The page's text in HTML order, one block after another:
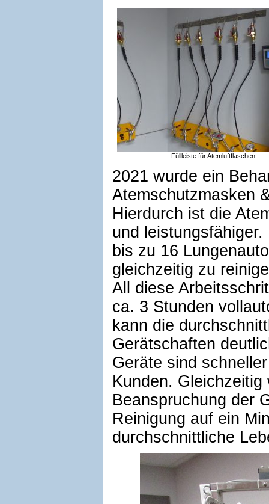
Füllleiste für Atemluftflaschen
2021 wurde ein
Atemschutzmasken
Hierdurch ist die
und
bis zu 16
gleichzeitig zu
All diese
ca. 3 Stunden
kann die
Gerätschaften
Geräte sind
Kunden.
Beanspruchung der
Reinigung auf ein
durchschnittliche